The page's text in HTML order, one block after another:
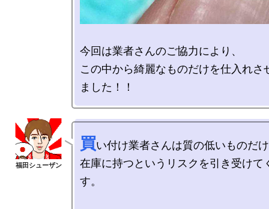
今回は業者さんのご協力により、
この中から綺麗なものだけを仕入れさ
買い付け業者さんは質の低いものだ
在庫に持つというリスクを引き受けて
す。